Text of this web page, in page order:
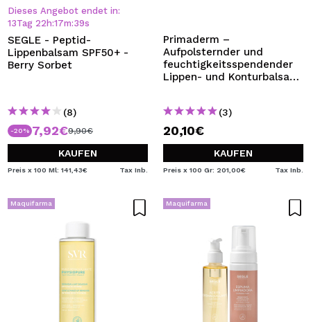
Dieses Angebot endet in:
13Tag 22 h:17m:38s
SEGLE - Peptid-
Lippenbalsam SPF50+ -
Berry Sorbet
(8)
-20% 7,92€9,90€
KAUFEN
Preis x 100 Ml: 141,43€ Tax Inb.
Primaderm –
Aufpolsternder und
feuchtigkeitsspendender
Lippen- und Konturbalsam
(3)
20,10€
KAUFEN
Preis x 100 Gr: 201,00€ Tax Inb.
Maquifarma Maquifarma